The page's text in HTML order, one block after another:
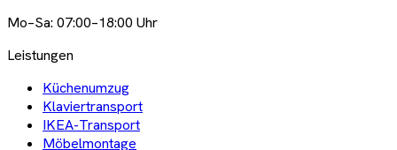
Mo–Sa: 07:00–18:00 Uhr
Leistungen
Küchenumzug
Klaviertransport
IKEA-Transport
Möbelmontage